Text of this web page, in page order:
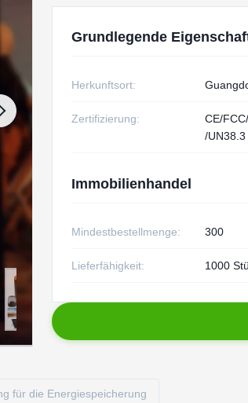
Grundlegende
Herkunftsort:
Zertifizierung:
CE/
/UN38.3
Immobilienhandel
Mindestbestellmenge: 300
Lieferfähigkeit: 1000
für die Energiespeicherung